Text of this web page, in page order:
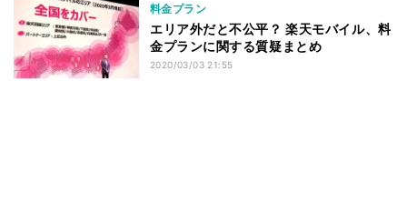
料金プラン
エリア外だと不公平？ 楽天モバイル、料
金プランに関する質疑まとめ
2020/03/03 21:55